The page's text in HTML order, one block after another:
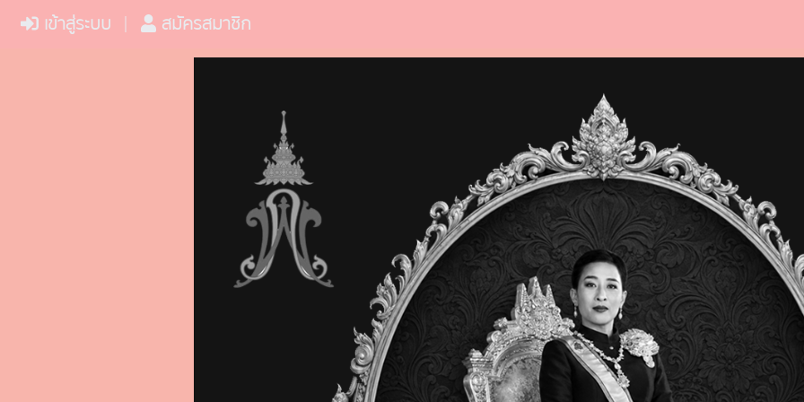
เข้าสู่ระบบ สมัครสมาชิก